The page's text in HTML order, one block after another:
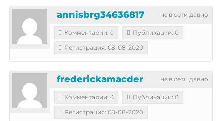
не в сети давно
annisbrg34636817
Комментарии: 0
Публикации: 0
Регистрация: 08-08-2020
не в сети давно
frederickamacder
Комментарии: 0
Публикации: 0
Регистрация: 08-08-2020